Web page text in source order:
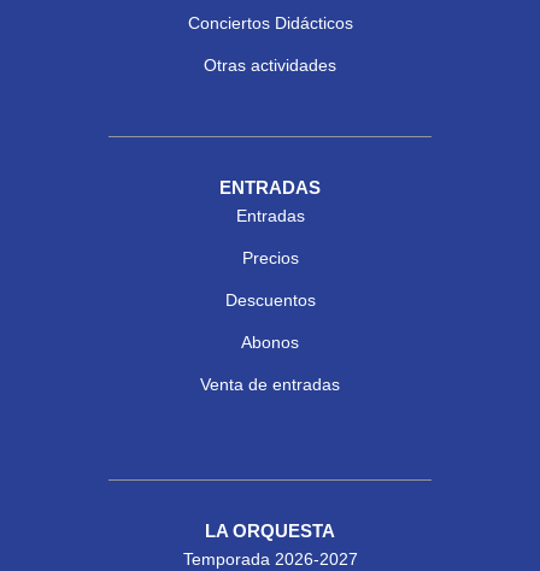
Conciertos Didácticos
Otras actividades
ENTRADAS
Entradas
Precios
Descuentos
Abonos
Venta de entradas
LA ORQUESTA
Temporada 2026-2027